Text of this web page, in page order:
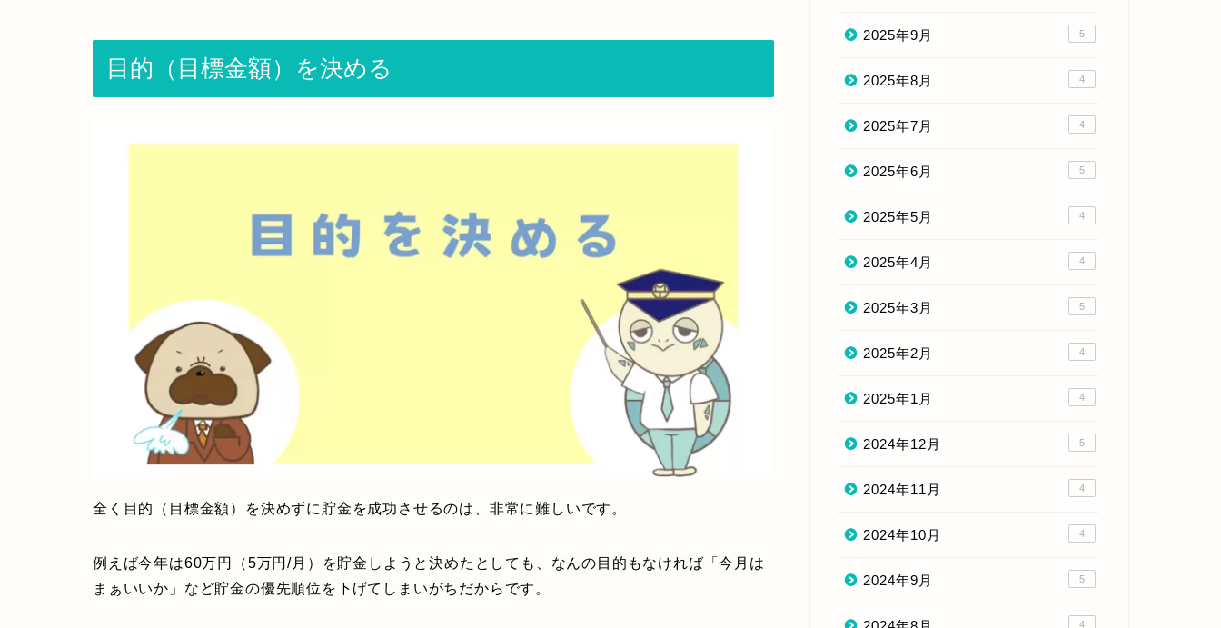
目的（目標金額）を決める
全く目的（目標金額）を決めずに貯金を成功させるのは、非常に難しいです。
例えば今年は60万円（5万円/月）を貯金しようと決めたとしても、なんの目的もなければ「今月は
まぁいいか」など貯金の優先順位を下げてしまいがちだからです。
2025年9月 5
2025年8月 4
2025年7月 4
2025年6月 5
2025年5月 4
2025年4月 4
2025年3月 5
2025年2月 4
2025年1月 4
2024年12月 5
2024年11月 4
2024年10月 4
2024年9月 5
4